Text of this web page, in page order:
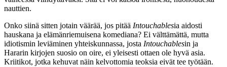
nauttien.
Onko siinä sitten jotain väärää, jos pitää Intouchablesia aidosti
hauskana ja elämänriemuisena komediana? Ei välttämättä, mutta
idiotismin leviäminen yhteiskunnassa, josta Intouchablesin ja
Hararin kirjojen suosio on oire, ei yleisesti ottaen ole hyvä asia.
Kriitikot, jotka kehuvat näin kelvottomia teoksia eivät tee työtään.